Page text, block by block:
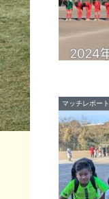
マッチレポート